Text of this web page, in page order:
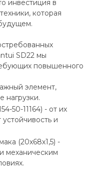
инвестиция в
которая
SD22 мы
повышенного
элемент,
нагрузки.
50-11164) - от их
и
(20х68х1,5) -
механическим